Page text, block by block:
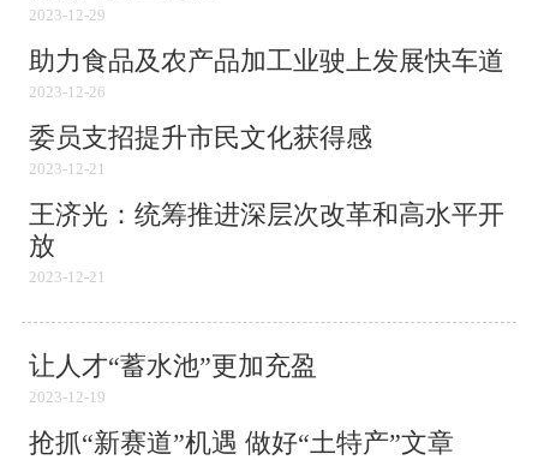
2023-12-29
助力食品及农产品加工业驶上发展快车道
2023-12-26
委员支招提升市民文化获得感
2023-12-21
王济光：统筹推进深层次改革和高水平开
放
2023-12-21
让人才“蓄水池”更加充盈
2023-12-19
抢抓“新赛道”机遇 做好“土特产”文章